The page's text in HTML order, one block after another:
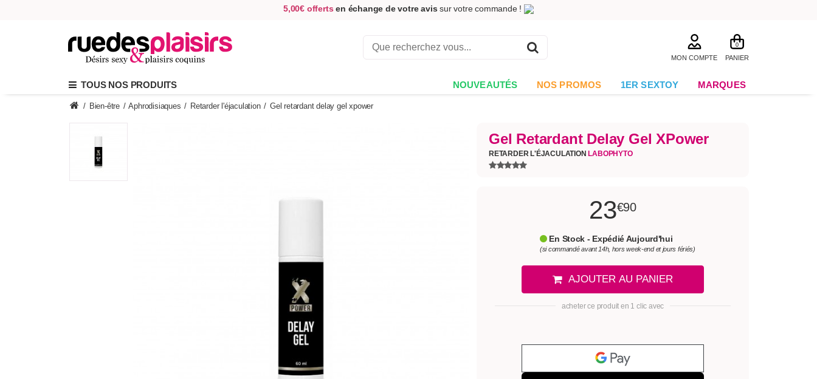
5,00€ offerts en échange de votre avis sur votre commande !
MON COMPTE
0
PANIER
TOUS NOS PRODUITS NOUVEAUTÉS NOS PROMOS 1ER SEXTOY MARQUES
/ Bien-être / Aphrodisiaques / Retarder l'éjaculation / Gel retardant delay gel xpower
Gel Retardant Delay Gel XPower
RETARDER L'ÉJACULATIONLABOPHYTO
23€90
En Stock - Expédié Aujourd'hui
(si commandé avant 14h, hors week-end et jours fériés)
AJOUTER AU PANIER
acheter ce produit en 1 clic avec